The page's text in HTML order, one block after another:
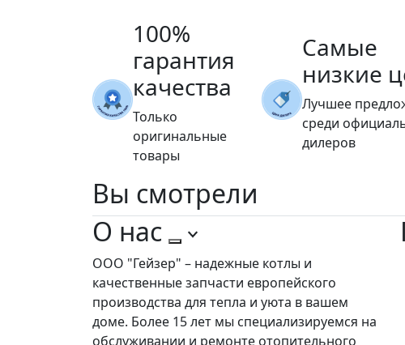
100%
гарантия
качества
Только
оригинальные
товары
Самые
низкие
Лучшее
среди
дилеров
Вы смотрели
О нас
ООО "Гейзер" – надежные котлы и
качественные запчасти европейского
производства для тепла и уюта в вашем
доме. Более 15 лет мы специализируемся на
обслуживании и ремонте отопительного